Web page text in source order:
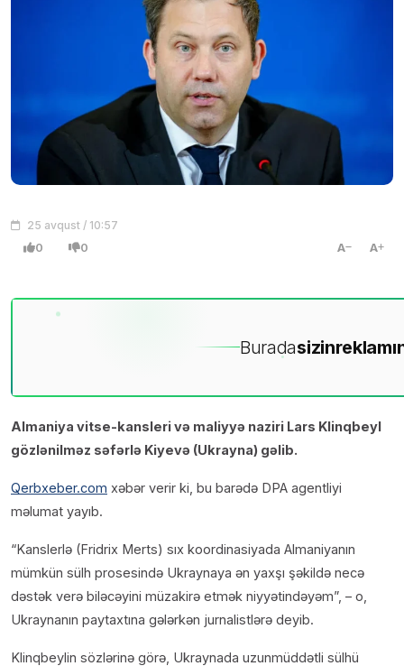
25 avqust / 10:57
0 0 A A
Buradasizin
Almaniya vitse-kansleri və maliyyə naziri Lars Klinqbeyl
gözlənilməz səfərlə Kiyevə (Ukrayna) gəlib.
Qerbxeber.com xəbər verir ki, bu barədə DPA agentliyi
məlumat yayıb.
“Kanslerlə (Fridrix Merts) sıx koordinasiyada Almaniyanın
mümkün sülh prosesində Ukraynaya ən yaxşı şəkildə necə
dəstək verə biləcəyini müzakirə etmək niyyətindəyəm”, – o,
Ukraynanın paytaxtına gələrkən jurnalistlərə deyib.
Klinqbeylin sözlərinə görə, Ukraynada uzunmüddətli sülhü